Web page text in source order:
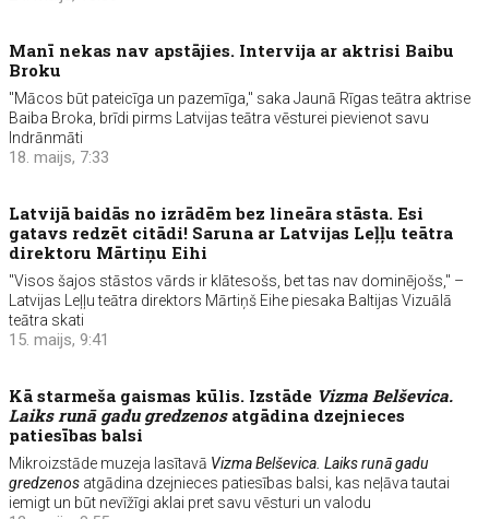
Manī nekas nav apstājies. Intervija ar aktrisi Baibu
Broku
"Mācos būt pateicīga un pazemīga," saka Jaunā Rīgas teātra aktrise
Baiba Broka, brīdi pirms Latvijas teātra vēsturei pievienot savu
Indrānmāti
18. maijs, 7:33
Latvijā baidās no izrādēm bez lineāra stāsta. Esi
gatavs redzēt citādi! Saruna ar Latvijas Leļļu teātra
direktoru Mārtiņu Eihi
"Visos šajos stāstos vārds ir klātesošs, bet tas nav dominējošs," –
Latvijas Leļļu teātra direktors Mārtiņš Eihe piesaka Baltijas Vizuālā
teātra skati
15. maijs, 9:41
Kā starmeša gaismas kūlis. Izstāde Vizma Belševica.
Laiks runā gadu gredzenosatgādina dzejnieces
patiesības balsi
Mikroizstāde muzeja lasītavā Vizma Belševica. Laiks runā gadu
gredzenos atgādina dzejnieces patiesības balsi, kas neļāva tautai
iemigt un būt nevīžīgi aklai pret savu vēsturi un valodu